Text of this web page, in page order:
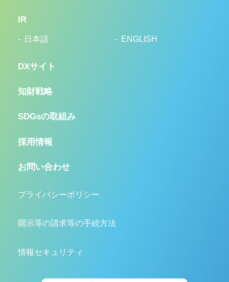
IR
日本語 ENGLISH
DXサイト
知財戦略
SDGsの取組み
採用情報
お問い合わせ
プライバシーポリシー
開示等の請求等の手続方法
情報セキュリティ